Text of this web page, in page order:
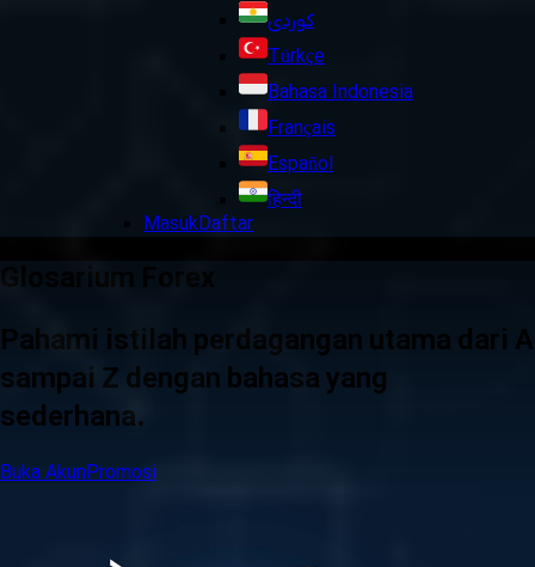
کوردی
Türkçe
Bahasa Indonesia
Français
Español
हिन्दी
MasukDaftar
Glosarium Forex
Pahami istilah perdagangan utama dari A
sampai Z dengan bahasa yang
sederhana.
Buka AkunPromosi